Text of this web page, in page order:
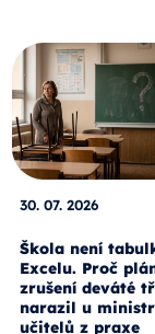
30. 07. 2026
Škola není
Excelu. Proč
zrušení deváté
narazil u
učitelů z praxe